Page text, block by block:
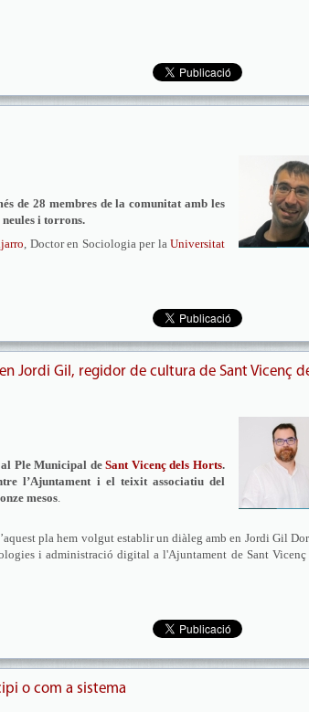
de 28 membres de la comunitat amb les
neules i torrons.
, Doctor en Sociologia per la Universitat
Jordi Gil, regidor de cultura de Sant Vicenç
al Ple Municipal deSant Vicenç dels Horts.
l’Ajuntament i el teixit associatiu del
mesos.
pla hem volgut establir un diàleg amb en Jordi Gil
i administració digital a l'Ajuntament de Sant Vicenç
o com a sistema